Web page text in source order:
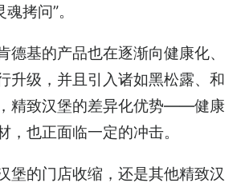
拷问”。
德基的产品也在逐渐向健康化、
升级，并且引入诸如黑松露、和
精致汉堡的差异化优势——健康
，也正面临一定的冲击。
堡的门店收缩，还是其他精致汉